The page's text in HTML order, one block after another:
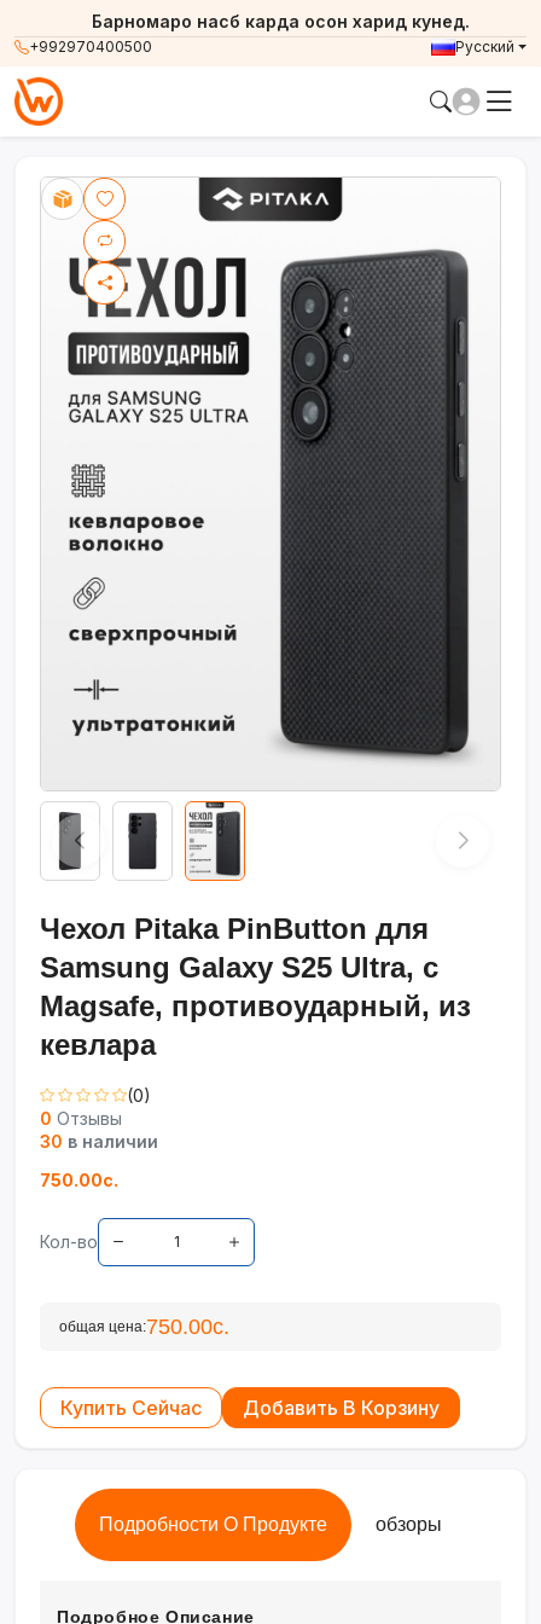
+992970400500
Барномаро насб карда осон харид кунед.
Русский
Чехол Pitaka PinButton для
Samsung Galaxy S25 Ultra, с
Magsafe, противоударный, из
кевлара
(0)
0 Отзывы
30 в наличии
750.00с.
Кол-во
общая цена:750.00с.
Купить Сейчас Добавить В Корзину
Подробности О Продукте обзоры
Подробное Описание